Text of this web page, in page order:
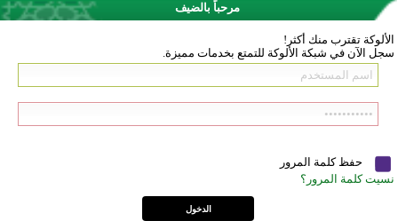
مرحباً بالضيف
الألوكة تقترب منك أكثر!
سجل الآن في شبكة الألوكة للتمتع بخدمات مميزة.
حفظ كلمة المرور
نسيت كلمة المرور؟